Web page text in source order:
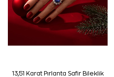
13,51 Karat Pırlanta Safir Bileklik